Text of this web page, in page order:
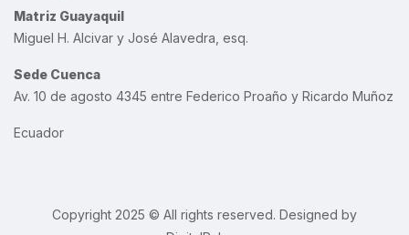
Matriz Guayaquil
Miguel H. Alcivar y José Alavedra, esq.
Sede Cuenca
Av. 10 de agosto 4345 entre Federico Proaño y Ricardo Muñoz
Ecuador
Copyright 2025 © All rights reserved. Designed by